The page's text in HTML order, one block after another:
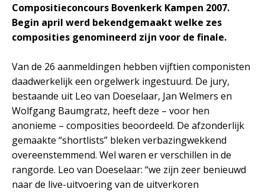
Compositieconcours Bovenkerk Kampen 2007.
Begin april werd bekendgemaakt welke zes
composities genomineerd zijn voor de finale.
Van de 26 aanmeldingen hebben vijftien componisten
daadwerkelijk een orgelwerk ingestuurd. De jury,
bestaande uit Leo van Doeselaar, Jan Welmers en
Wolfgang Baumgratz, heeft deze – voor hen
anonieme – composities beoordeeld. De afzonderlijk
gemaakte “shortlists” bleken verbazingwekkend
overeenstemmend. Wel waren er verschillen in de
rangorde. Leo van Doeselaar: “we zijn zeer benieuwd
naar de live-uitvoering van de uitverkoren